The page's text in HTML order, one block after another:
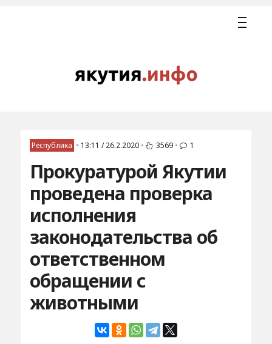
Республика • 13:11 / 26.2.2020 • 3569 • 1
Прокуратурой Якутии
проведена проверка
исполнения
законодательства об
ответственном
обращении с
животными